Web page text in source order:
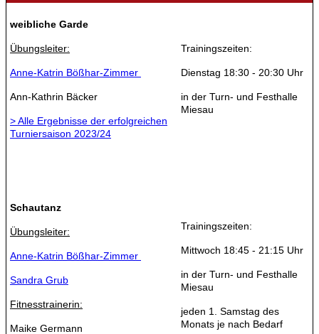
weibliche Garde
Übungsleiter:
Anne-Katrin Bößhar-Zimmer
Ann-Kathrin Bäcker
> Alle Ergebnisse der erfolgreichen
Turniersaison 2023/24
Trainingszeiten:
Dienstag 18:30 - 20:30 Uhr
in der Turn- und Festhalle
Miesau
Schautanz
Übungsleiter:
Anne-Katrin Bößhar-Zimmer
Sandra Grub
Fitnesstrainerin:
Maike Germann
Trainingszeiten:
Mittwoch 18:45 - 21:15 Uhr
in der Turn- und Festhalle
Miesau
jeden 1. Samstag des
Monats je nach Bedarf